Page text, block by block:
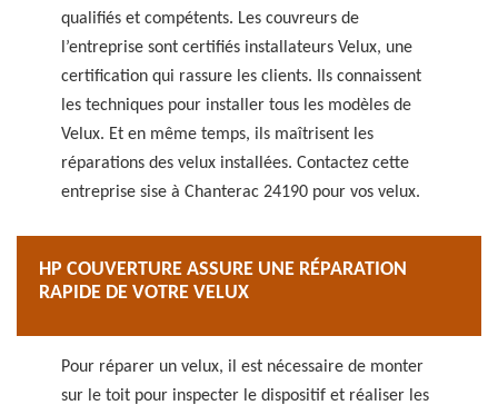
qualifiés et compétents. Les couvreurs de
l’entreprise sont certifiés installateurs Velux, une
certification qui rassure les clients. Ils connaissent
les techniques pour installer tous les modèles de
Velux. Et en même temps, ils maîtrisent les
réparations des velux installées. Contactez cette
entreprise sise à Chanterac 24190 pour vos velux.
HP COUVERTURE ASSURE UNE RÉPARATION
RAPIDE DE VOTRE VELUX
Pour réparer un velux, il est nécessaire de monter
sur le toit pour inspecter le dispositif et réaliser les